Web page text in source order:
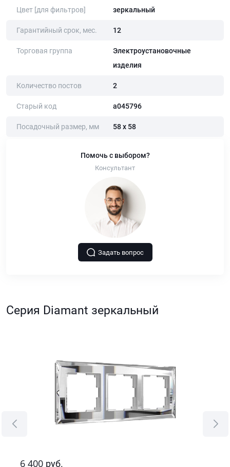
Цвет [для фильтров] зеркальный
Гарантийный срок, мес. 12
Торговая группа
Электроустановочные
изделия
Количество постов 2
Старый код a045796
Посадочный размер, мм 58 х 58
Помочь с выбором?
Консультант
Задать вопрос
Серия Diamant зеркальный
6 400 руб.